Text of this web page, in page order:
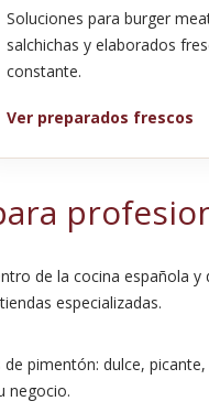
Soluciones para burger
salchichas y elaborados
constante.
Ver preparados frescos
de la cocina española
especializadas.
pimentón: dulce,
negocio.